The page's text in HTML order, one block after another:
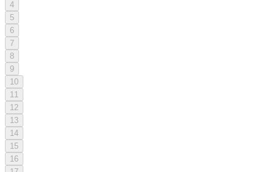
4
5
6
7
8
9
10
11
12
13
14
15
16